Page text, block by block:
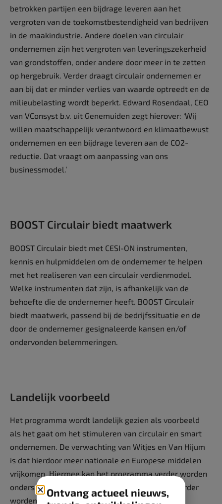
betrokken partijen een bijdrage leveren aan het
vergroten van de toekomstbestendigheid van bedrijven
in de maakindustrie. Andere doelen van circulair
ondernemen zijn het vergroten van leveringszekerheid
van grondstoffen, onder andere door meer in te zetten
op hergebruik. Verder draagt circulair ondernemen er
aan bij dat er minder verlies van waarde optreedt en de
milieubelasting wordt beperkt. Edward Rosendaal, CEO
van VConsyst b.v. uit Genemuiden zegt hierover: ‘Wij
willen maatschappelijk verantwoord en klimaatbewust
ondernemen en een bijdrage leveren aan de CO2-
reductie. Dat vraagt om aanpassing van ons
businessmodel.’
BOOST Circulair biedt maatwerk
BOOST Circulair biedt met CESI-ON instrumenten,
kennis en hulpmiddelen om de ondernemer te helpen
met het realiseren van een circulair verdienmodel.
Welke instrumenten dat zijn, is afhankelijk van de
behoefte die de ondernemer heeft. BOOST Circulair
biedt maatwerk, passend bij de bedrijfssituatie en de
door de ondernemer gesignaleerde kansen en/of
ondervonden belemmeringen.
Landelijk voorbeeld
Het programma wordt landelijk gezien als voorbeeld
als het gaat om het stimuleren van circulair en smart
ondernemen. De verwachting van Witjes en Van Hijum
is dat hierdoor meer nationale en Europese middelen
vrijkomen. Hiermee kan het programma verder worden
ondersteund en slim en circulair ondernemen verder
worden ontwikkeld.
Ontvang actueel nieuws,